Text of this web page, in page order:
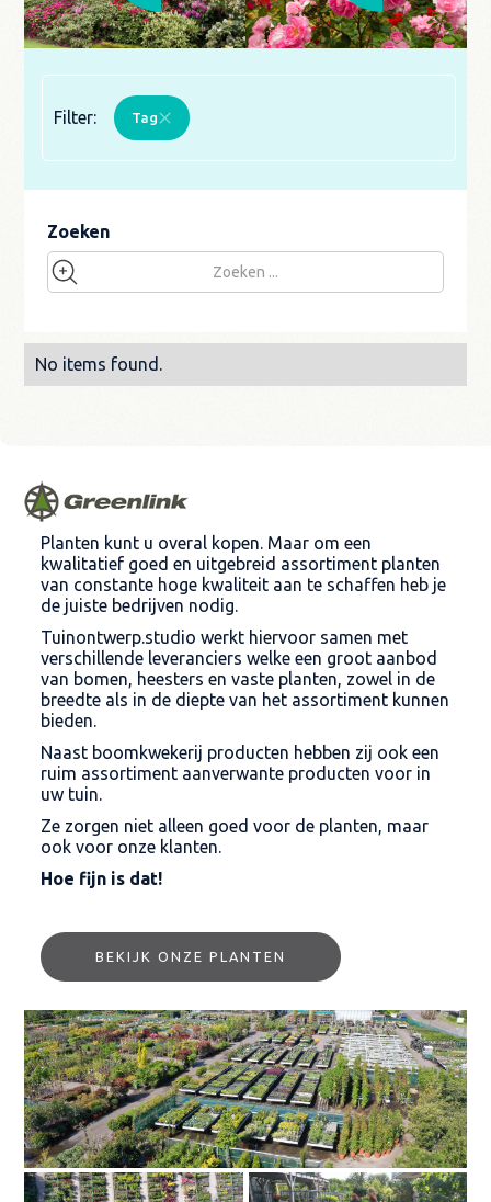
Filter: Tag
Zoeken
No items found.
Planten kunt u overal kopen. Maar om een
kwalitatief goed en uitgebreid assortiment planten
van constante hoge kwaliteit aan te schaffen heb je
de juiste bedrijven nodig.
Tuinontwerp.studio werkt hiervoor samen met
verschillende leveranciers welke een groot aanbod
van bomen, heesters en vaste planten, zowel in de
breedte als in de diepte van het assortiment kunnen
bieden.
Naast boomkwekerij producten hebben zij ook een
ruim assortiment aanverwante producten voor in
uw tuin.
Ze zorgen niet alleen goed voor de planten, maar
ook voor onze klanten.
Hoe fijn is dat!
BEKIJK ONZE PLANTEN